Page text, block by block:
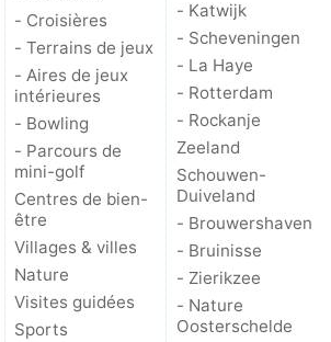
- Croisières
- Terrains de jeux
- Aires de jeux
intérieures
- Bowling
- Parcours de
mini-golf
Centres de bien-
être
Villages & villes
Nature
Visites guidées
Sports
- Katwijk
- Scheveningen
- La Haye
- Rotterdam
- Rockanje
Zeeland
Schouwen-
Duiveland
- Brouwershaven
- Bruinisse
- Zierikzee
- Nature
Oosterschelde